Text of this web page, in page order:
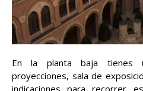
En la planta baja tienes
proyecciones, sala de